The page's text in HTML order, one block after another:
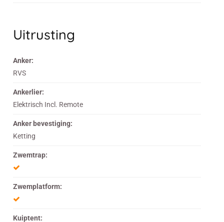
Uitrusting
Anker:
RVS
Ankerlier:
Elektrisch Incl. Remote
Anker bevestiging:
Ketting
Zwemtrap:
Zwemplatform:
Kuiptent: